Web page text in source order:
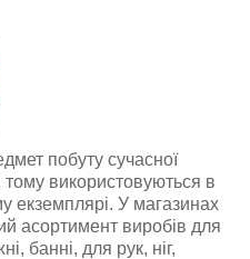
побуту сучасної
використовуються в
екземплярі. У магазинах
асортимент виробів для
банні, для рук, ніг,